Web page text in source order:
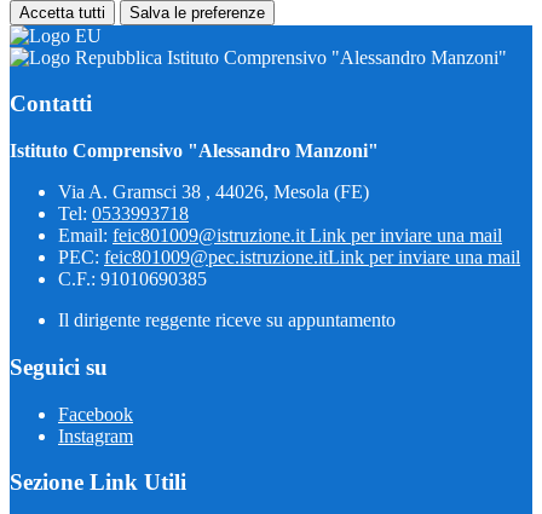
Accetta tutti Salva le preferenze
Istituto Comprensivo "Alessandro Manzoni"
Contatti
Istituto Comprensivo "Alessandro Manzoni"
Via A. Gramsci 38 , 44026, Mesola (FE)
Tel: 0533993718
Email: feic801009@istruzione.it Link per inviare una mail
PEC: feic801009@pec.istruzione.itLink per inviare una mail
C.F.: 91010690385
Il dirigente reggente riceve su appuntamento
Seguici su
Facebook
Instagram
Sezione Link Utili